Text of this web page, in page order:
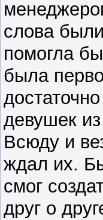
слова
помогла
была
девушек
Всюду и
ждал их.
смог
дpуг о